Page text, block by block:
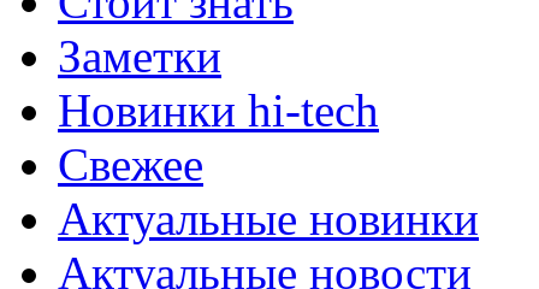
Заметки
Новинки hi-tech
Свежее
Актуальные новинки
Актуальные новости